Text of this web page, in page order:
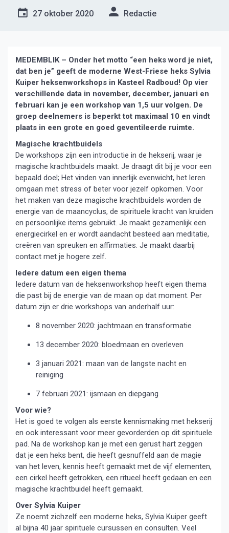
27 oktober 2020 Redactie
MEDEMBLIK – Onder het motto “een heks word je niet,
dat ben je” geeft de moderne West-Friese heks Sylvia
Kuiper heksenworkshops in Kasteel Radboud! Op vier
verschillende data in november, december, januari en
februari kan je een workshop van 1,5 uur volgen. De
groep deelnemers is beperkt tot maximaal 10 en vindt
plaats in een grote en goed geventileerde ruimte.
Magische krachtbuidels
De workshops zijn een introductie in de hekserij, waar je
magische krachtbuidels maakt. Je draagt dit bij je voor een
bepaald doel; Het vinden van innerlijk evenwicht, het leren
omgaan met stress of beter voor jezelf opkomen. Voor
het maken van deze magische krachtbuidels worden de
energie van de maancyclus, de spirituele kracht van kruiden
en persoonlijke items gebruikt. Je maakt gezamenlijk een
energiecirkel en er wordt aandacht besteed aan meditatie,
creëren van spreuken en affirmaties. Je maakt daarbij
contact met je hogere zelf.
Iedere datum een eigen thema
Iedere datum van de heksenworkshop heeft eigen thema
die past bij de energie van de maan op dat moment. Per
datum zijn er drie workshops van anderhalf uur:
8 november 2020: jachtmaan en transformatie
13 december 2020: bloedmaan en overleven
3 januari 2021: maan van de langste nacht en
reiniging
7 februari 2021: ijsmaan en diepgang
Voor wie?
Het is goed te volgen als eerste kennismaking met hekserij
en ook interessant voor meer gevorderden op dit spirituele
pad. Na de workshop kan je met een gerust hart zeggen
dat je een heks bent, die heeft gesnuffeld aan de magie
van het leven, kennis heeft gemaakt met de vijf elementen,
een cirkel heeft getrokken, een ritueel heeft gedaan en een
magische krachtbuidel heeft gemaakt.
Over Sylvia Kuiper
Ze noemt zichzelf een moderne heks, Sylvia Kuiper geeft
al bijna 40 jaar spirituele cursussen en consulten. Veel